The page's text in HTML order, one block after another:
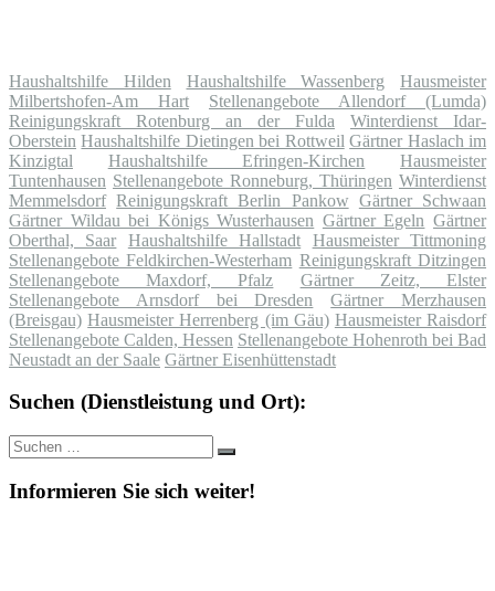
Haushaltshilfe Hilden Haushaltshilfe Wassenberg
Hausmeister
Milbertshofen-Am Hart
Stellenangebote Allendorf (Lumda)
Reinigungskraft Rotenburg an der Fulda
Winterdienst Idar-
Oberstein Haushaltshilfe Dietingen bei Rottweil Gärtner Haslach im
Kinzigtal
Haushaltshilfe Efringen-Kirchen
Hausmeister
Tuntenhausen Stellenangebote Ronneburg, Thüringen Winterdienst
Memmelsdorf Reinigungskraft Berlin Pankow Gärtner Schwaan
Gärtner Wildau bei Königs Wusterhausen Gärtner Egeln Gärtner
Oberthal, Saar
Haushaltshilfe Hallstadt
Hausmeister Tittmoning
Stellenangebote Feldkirchen-Westerham Reinigungskraft Ditzingen
Stellenangebote Maxdorf, Pfalz
Gärtner Zeitz, Elster
Stellenangebote Arnsdorf bei Dresden
Gärtner Merzhausen
(Breisgau) Hausmeister Herrenberg (im Gäu) Hausmeister Raisdorf
Stellenangebote Calden, Hessen Stellenangebote Hohenroth bei Bad
Neustadt an der Saale Gärtner Eisenhüttenstadt
Suchen (Dienstleistung und Ort):
Suche
nach:
Suchen
Informieren Sie sich weiter!